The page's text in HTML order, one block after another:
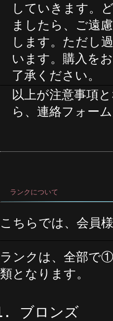
していきます。
ましたら、ご遠
します。ただし
います。購入を
了承ください。
以上が注意事項
ら、連絡フォー
ランクについて
こちらでは、会員
ランクは、全部
類となります。
ブロンズ